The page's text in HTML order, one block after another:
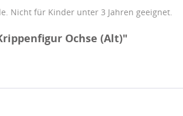
Nicht für Kinder unter 3 Jahren geeignet.
Ochse (Alt)"